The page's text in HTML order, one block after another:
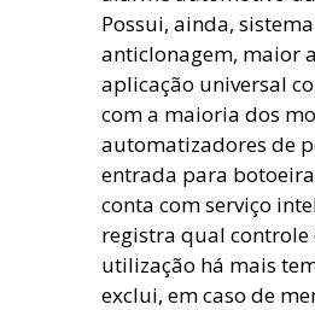
Possui, ainda, sistema
anticlonagem, maior
aplicação universal
com a maioria dos
automatizadores de
entrada para
conta com serviço
registra qual controle
utilização há mais
exclui, em caso de